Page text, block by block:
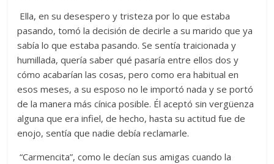
Ella, en su desespero y tristeza por lo que estaba
pasando, tomó la decisión de decirle a su marido que ya
sabía lo que estaba pasando. Se sentía traicionada y
humillada, quería saber qué pasaría entre ellos dos y
cómo acabarían las cosas, pero como era habitual en
esos meses, a su esposo no le importó nada y se portó
de la manera más cínica posible. Él aceptó sin vergüenza
alguna que era infiel, de hecho, hasta su actitud fue de
enojo, sentía que nadie debía reclamarle.
“Carmencita”, como le decían sus amigas cuando la